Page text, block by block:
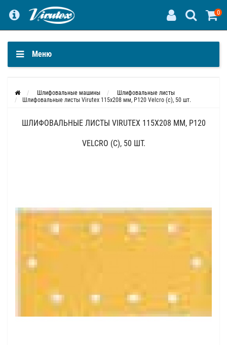
0
Меню
Шлифовальные машины
Шлифовальные листы
Шлифовальные листы Virutex 115x208 мм, P120 Velcro (c), 50 шт.
ШЛИФОВАЛЬНЫЕ ЛИСТЫ VIRUTEX 115X208 ММ, P120
VELCRO (C), 50 ШТ.